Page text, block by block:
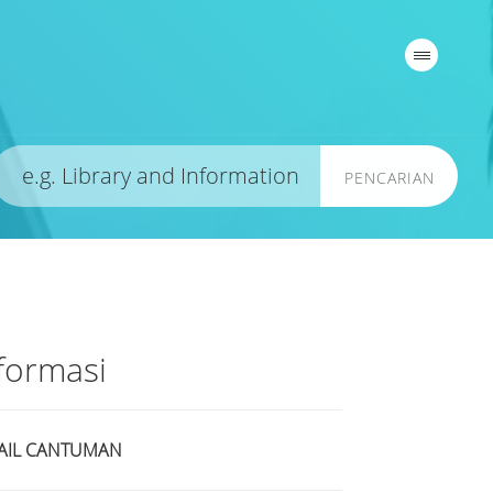
PENCARIAN
CANTUMAN